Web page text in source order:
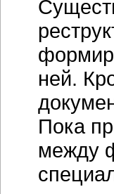
ней.
Пока
между